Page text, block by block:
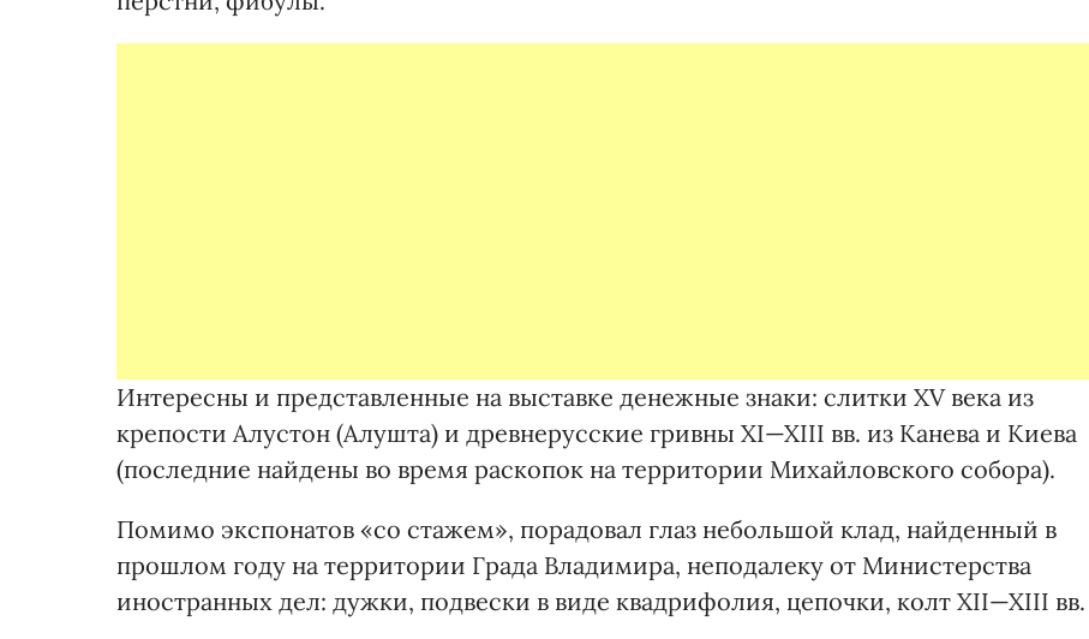
Интересны и представленные на выставке денежные знаки: слитки XV века из
крепости Алустон (Алушта) и древнерусские гривны XI—XIII вв. из Канева и Киева
(последние найдены во время раскопок на территории Михайловского собора).
Помимо экспонатов «со стажем», порадовал глаз небольшой клад, найденный в
прошлом году на территории Града Владимира, неподалеку от Министерства
иностранных дел: дужки, подвески в виде квадрифолия, цепочки, колт XII—XIII вв.